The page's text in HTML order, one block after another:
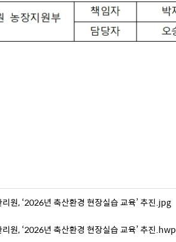
원, ‘2026년 축산환경 현장실습 교육’ 추진.jpg
원, ‘2026년 축산환경 현장실습 교육’ 추진.hwp